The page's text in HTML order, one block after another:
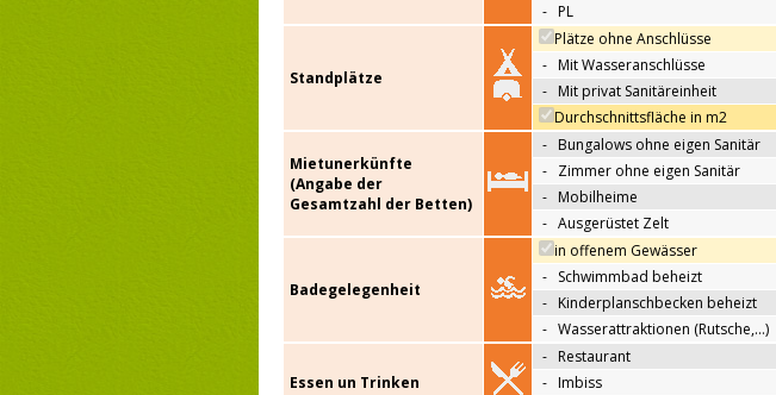
- PL
Standplätze
Plätze ohne Anschlüsse
- Mit Wasseranschlüsse
- Mit privat Sanitäreinheit
Durchschnittsfläche in m2
Mietunerkünfte
(Angabe der
Gesamtzahl der Betten)
- Bungalows ohne eigen Sanitär
- Zimmer ohne eigen Sanitär
- Mobilheime
- Ausgerüstet Zelt
Badegelegenheit
in offenem Gewässer
- Schwimmbad beheizt
- Kinderplanschbecken beheizt
- Wasserattraktionen (Rutsche,…)
Essen un Trinken
- Restaurant
- Imbiss